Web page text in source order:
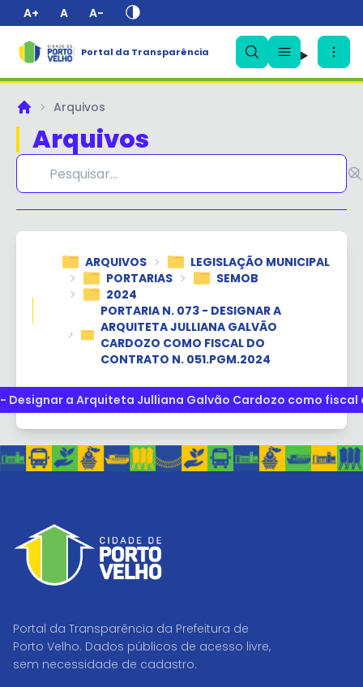
A+ A A-
Portal da Transparência
PrincipalArquivos
Arquivos
ARQUIVOS
LEGISLAÇÃO MUNICIPAL
PORTARIAS
SEMOB
2024
PORTARIA N. 073 - DESIGNAR A
ARQUITETA JULLIANA GALVÃO
CARDOZO COMO FISCAL DO
CONTRATO N. 051.PGM.2024
Designar a Arquiteta Julliana Galvão Cardozo como fiscal
Portal da Transparência da Prefeitura de
Porto Velho. Dados públicos de acesso livre,
sem necessidade de cadastro.
✕